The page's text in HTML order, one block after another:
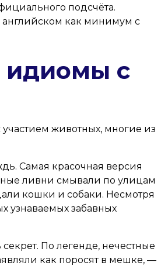
подсчёта.
английском как минимум с
идиомы с
животных, многие из
Самая красочная версия
ливни смывали по улицам
кошки и собаки. Несмотря
узнаваемых забавных
По легенде, нечестные
как поросят в мешке, —